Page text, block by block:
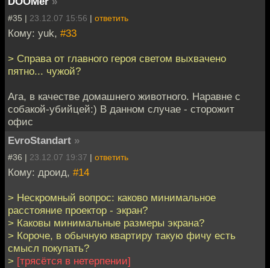
#35 | 23.12.07 15:56 | ответить
Кому: yuk, #33
> Справа от главного героя светом выхвачено
пятно... чужой?
Ага, в качестве домашнего животного. Наравне с
собакой-убийцей:) В данном случае - сторожит
офис
EvroStandart »
#36 | 23.12.07 19:37 | ответить
Кому: дроид, #14
> Нескромный вопрос: каково минимальное
расстояние проектор - экран?
> Каковы минимальные размеры экрана?
> Короче, в обычную квартиру такую фичу есть
смысл покупать?
> [трясётся в нетерпении]